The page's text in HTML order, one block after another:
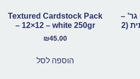
נייר לבן נטול עץ 170 גר’ –
מתאים למדפסת ביתית (2
Textured Cardstock Pack
– 12×12 – white 250gr
₪45.00
הוספה לסל